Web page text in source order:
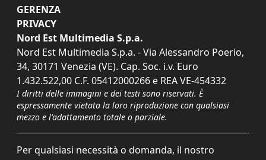
GERENZA
PRIVACY
Nord Est Multimedia S.p.a.
Nord Est Multimedia S.p.a. - Via Alessandro Poerio,
34, 30171 Venezia (VE). Cap. Soc. i.v. Euro
1.432.522,00 C.F. 05412000266 e REA VE-454332
I diritti delle immagini e dei testi sono riservati. È
espressamente vietata la loro riproduzione con qualsiasi
mezzo e l'adattamento totale o parziale.
Per qualsiasi necessità o domanda, il nostro